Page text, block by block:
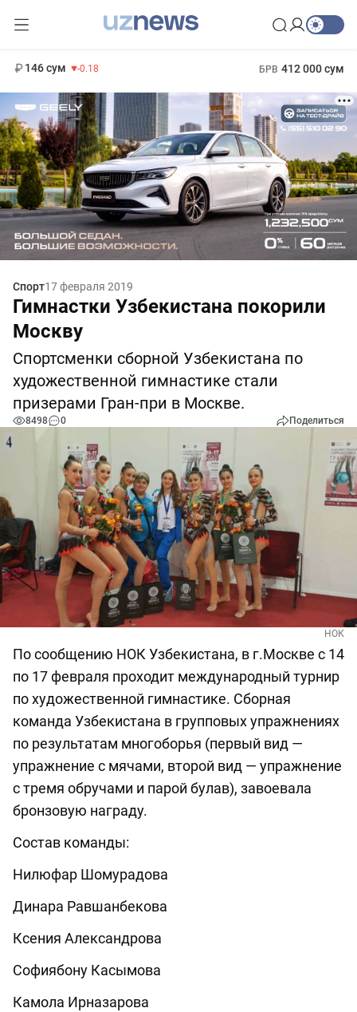
146 сум -0.18 БРВ 412 000 сум
Спорт17 февраля 2019
Гимнастки Узбекистана покорили
Москву
Спортсменки сборной Узбекистана по
художественной гимнастике стали
призерами Гран-при в Москве.
8498 0 Поделиться
НОК
По сообщению НОК Узбекистана, в г.Москве с 14
по 17 февраля проходит международный турнир
по художественной гимнастике. Сборная
команда Узбекистана в групповых упражнениях
по результатам многоборья (первый вид —
упражнение с мячами, второй вид — упражнение
с тремя обручами и парой булав), завоевала
бронзовую награду.
Состав команды:
Нилюфар Шомурадова
Динара Равшанбекова
Ксения Александрова
Софиябону Касымова
Камола Ирназарова